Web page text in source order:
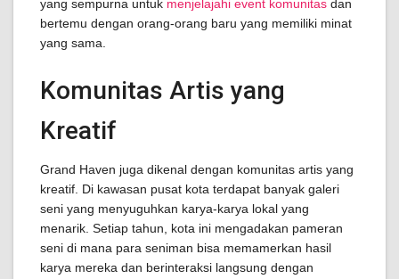
yang sempurna untuk menjelajahi event komunitas dan
bertemu dengan orang-orang baru yang memiliki minat
yang sama.
Komunitas Artis yang
Kreatif
Grand Haven juga dikenal dengan komunitas artis yang
kreatif. Di kawasan pusat kota terdapat banyak galeri
seni yang menyuguhkan karya-karya lokal yang
menarik. Setiap tahun, kota ini mengadakan pameran
seni di mana para seniman bisa memamerkan hasil
karya mereka dan berinteraksi langsung dengan